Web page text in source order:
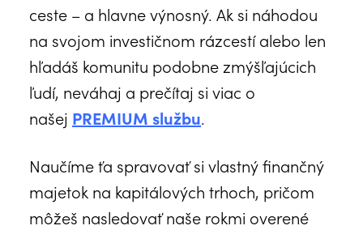
ceste – a hlavne výnosný. Ak si náhodou
na svojom investičnom rázcestí alebo len
hľadáš komunitu podobne zmýšľajúcich
ľudí, neváhaj a prečítaj si viac o
našej PREMIUM službu.
Naučíme ťa spravovať si vlastný finančný
majetok na kapitálových trhoch, pričom
môžeš nasledovať naše rokmi overené